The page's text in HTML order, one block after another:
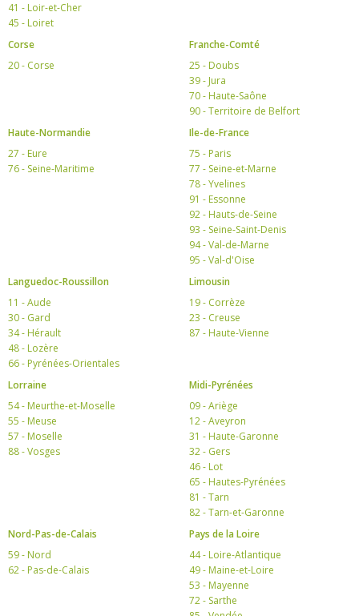
41 - Loir-et-Cher
45 - Loiret
Corse
20 - Corse
Franche-Comté
25 - Doubs
39 - Jura
70 - Haute-Saône
90 - Territoire de Belfort
Haute-Normandie
27 - Eure
76 - Seine-Maritime
Ile-de-France
75 - Paris
77 - Seine-et-Marne
78 - Yvelines
91 - Essonne
92 - Hauts-de-Seine
93 - Seine-Saint-Denis
94 - Val-de-Marne
95 - Val-d'Oise
Languedoc-Roussillon
11 - Aude
30 - Gard
34 - Hérault
48 - Lozère
66 - Pyrénées-Orientales
Limousin
19 - Corrèze
23 - Creuse
87 - Haute-Vienne
Lorraine
54 - Meurthe-et-Moselle
55 - Meuse
57 - Moselle
88 - Vosges
Midi-Pyrénées
09 - Ariège
12 - Aveyron
31 - Haute-Garonne
32 - Gers
46 - Lot
65 - Hautes-Pyrénées
81 - Tarn
82 - Tarn-et-Garonne
Nord-Pas-de-Calais
59 - Nord
62 - Pas-de-Calais
Pays de la Loire
44 - Loire-Atlantique
49 - Maine-et-Loire
53 - Mayenne
72 - Sarthe